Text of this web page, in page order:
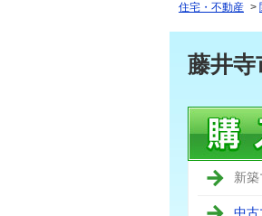
住宅・不動産 >
藤井寺
新
中古